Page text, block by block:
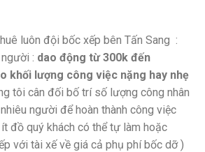
luôn đội bốc xếp bên Tấn Sang :
: dao động từ 300k đến
khối lượng công việc nặng hay nhẹ
tôi cân đối bố trí số lượng công nhân
người để hoàn thành công việc
đồ quý khách có thể tự làm hoặc
với tài xế về giá cả phụ phí bốc dỡ )